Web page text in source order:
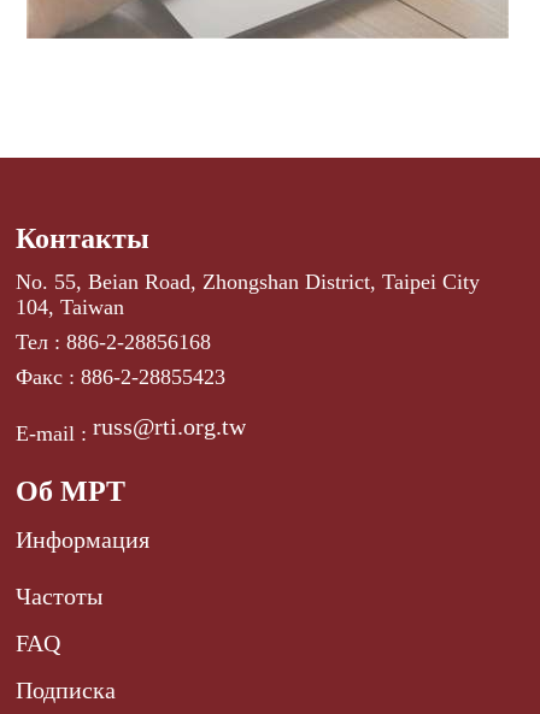
Контакты
No. 55, Beian Road, Zhongshan District, Taipei City
104, Taiwan
Тел : 886-2-28856168
Факс : 886-2-28855423
E-mail :russ@rti.org.tw
Об МРТ
Информация
Частоты
FAQ
Подписка